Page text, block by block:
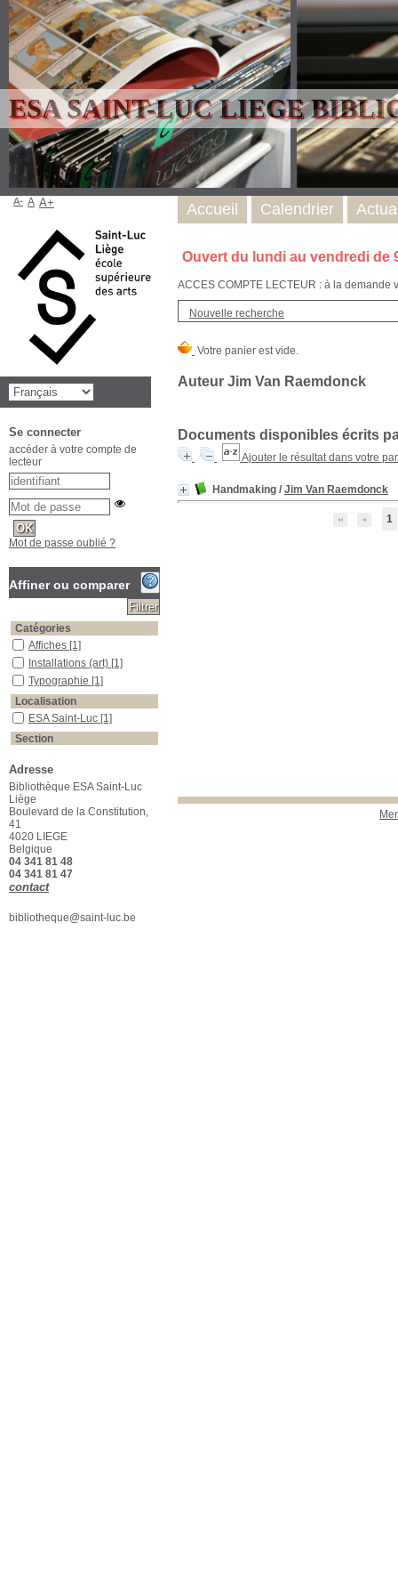
ESA SAINT-LUC LIEGE
Ouvert du lundi au vendredi de
ACCES COMPTE LECTEUR : à la
Nouvelle recherche
Auteur Jim Van Raemdonck
Documents disponibles écrits
Ajouter le résultat dans votre
Handmaking / Jim Van Raemdonck
1
Accueil Calendrier
A- A A+
Se connecter
accéder à votre compte de
lecteur
Mot de passe oublié ?
Affiner ou comparer
Catégories
Affiches [1]
Installations (art) [1]
Typographie [1]
Localisation
ESA Saint-Luc [1]
Section
Adresse
Bibliothèque ESA Saint-Luc
Liège
Boulevard de la Constitution,
41
4020 LIEGE
Belgique
04 341 81 48
04 341 81 47
contact
bibliotheque@saint-luc.be